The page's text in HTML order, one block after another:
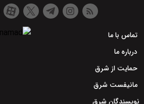
تماس با ما
درباره ما
حمایت از شرق
مانیفست شرق
نویسندگان شرق